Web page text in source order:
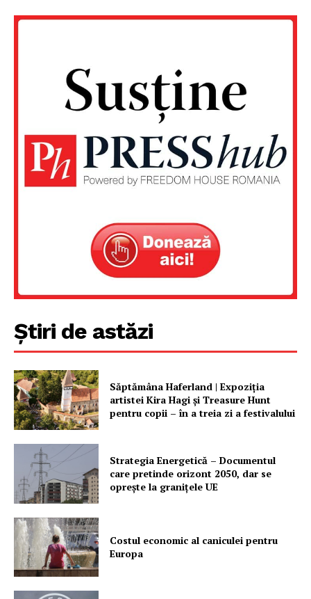
Proiecte editoriale
Știri de astăzi
Săptămâna Haferland | Expoziţia
artistei Kira Hagi şi Treasure Hunt
pentru copii – în a treia zi a festivalului
Strategia Energetică – Documentul
care pretinde orizont 2050, dar se
oprește la granițele UE
Costul economic al caniculei pentru
Europa